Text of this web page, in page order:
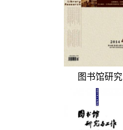
图书馆研究